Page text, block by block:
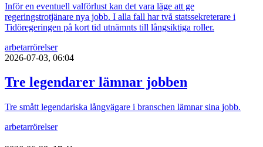
Inför en eventuell valförlust kan det vara läge att ge
regeringstrotjänare nya jobb. I alla fall har två statssekreterare i
Tidöregeringen på kort tid utnämnts till långsiktiga roller.
arbetarrörelser
2026-07-03, 06:04
Tre legendarer lämnar jobben
Tre smått legendariska långvägare i branschen lämnar sina jobb.
arbetarrörelser